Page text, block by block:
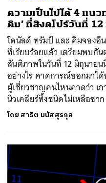
ความเป็นไปได้ 4 แนว
คิม’ ที่สิงคโปร์วันที่
โดนัลด์ ทรัมป์ และ คิมจองอึ
ที่เรียบร้อยแล้ว เตรียมพบกั
สันติภาพในวันที่ 12 มิถุนายน
อย่างไร คาดการณ์ออกมาไ
ผู้เชี่ยวชาญคนไหนคาดว่า เ
นิวเคลียร์ทิ้งชนิดไม่เหลือซาก
โดย สาธิต มนัสสุรกุล